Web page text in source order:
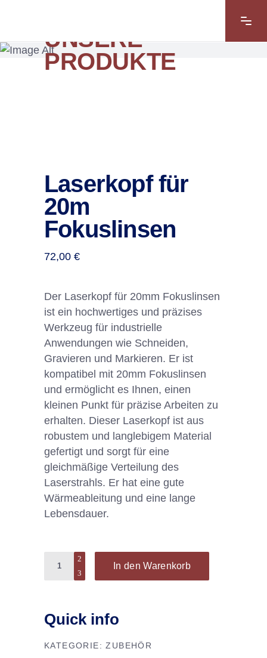
UNSERE
PRODUKTE
Laserkopf für
20m
Fokuslinsen
72,00 €
Der Laserkopf für 20mm Fokuslinsen
ist ein hochwertiges und präzises
Werkzeug für industrielle
Anwendungen wie Schneiden,
Gravieren und Markieren. Er ist
kompatibel mit 20mm Fokuslinsen
und ermöglicht es Ihnen, einen
kleinen Punkt für präzise Arbeiten zu
erhalten. Dieser Laserkopf ist aus
robustem und langlebigem Material
gefertigt und sorgt für eine
gleichmäßige Verteilung des
Laserstrahls. Er hat eine gute
Wärmeableitung und eine lange
Lebensdauer.
Quantity
In den Warenkorb
Quick info
KATEGORIE:ZUBEHÖR